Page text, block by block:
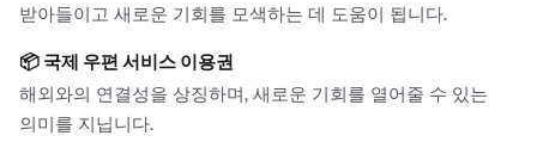
받아들이고 새로운 기회를 모색하는 데 도움이 됩니다.
📦 국제 우편 서비스 이용권
해외와의 연결성을 상징하며, 새로운 기회를 열어줄 수 있는
의미를 지닙니다.